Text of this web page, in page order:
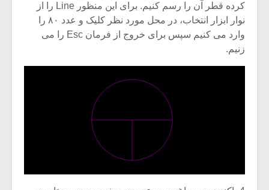
کرده قطر آن را رسم کنیم. برای این منظور Line را از
نوار ابزار انتخاب، در محل مورد نظر کلیک و عدد ۸۰ را
وارد می کنیم سپس برای خروج از فرمان Esc را می
زنیم.